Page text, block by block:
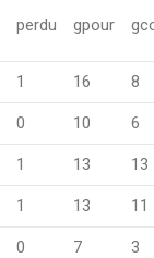
perdu gpour
1 16 8
0 10 6
1 13 13
1 13 11
0 7 3